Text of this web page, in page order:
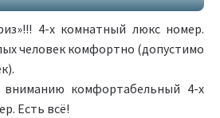
4-х комнатный люкс номер.
человек комфортно (допустимо
вниманию комфортабельный 4-х
Есть всё!